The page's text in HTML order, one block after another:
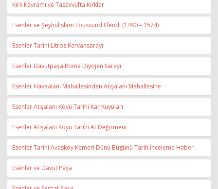
Kırk Kavramı ve Tasavvufta Kırklar
Esenler ve Şeyhülislam Ebussuud Efendi (1490 – 1574)
Esenler Tarihi Litros Kervansarayı
Esenler Davutpaşa Roma Diyojen Sarayı
Esenler Havaalanı Mahallesinden Atışalanı Mahallesine
Esenler Atışalanı Köyü Tarihi Kar Kuyuları
Esenler Atışalanı Köyü Tarihi At Değirmeni
Esenler Tarihi Avasköy Kemeri Dünü Bugünü Tarih İnceleme Haber
Esenler ve Davut Paşa